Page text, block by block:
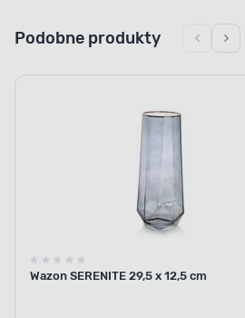
Podobne produkty
Wazon SERENITE 29,5 x 12,5 cm